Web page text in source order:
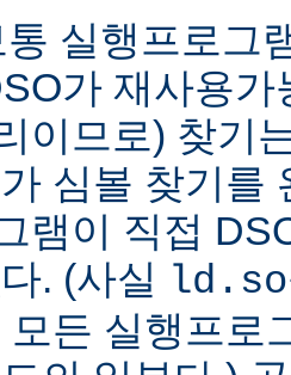
실행프로그
가 재사용
이므로) 찾기
심볼 찾기를
램이 직접
. (사실
ld.so
모든 실행프로